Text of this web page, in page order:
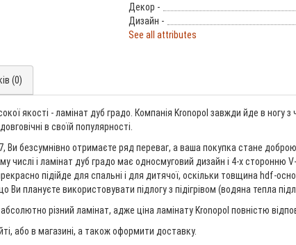
Декор -
Дизайн -
See all attributes
(0)
якості - ламінат дуб градо. Компанія Kronopol завжди йде в
в своїй популярності.
Ви безсумнівно отримаєте ряд переваг, а ваша покупка стане
числі і ламінат дуб градо має односмуговий дизайн і 4-х сторонню
підійде для спальні і для дитячої, оскільки товщина hdf-
плануєте використовувати підлогу з підігрівом (водяна тепла
різний ламінат, адже ціна ламінату Kronopol повністю
або в магазині, а також оформити доставку.